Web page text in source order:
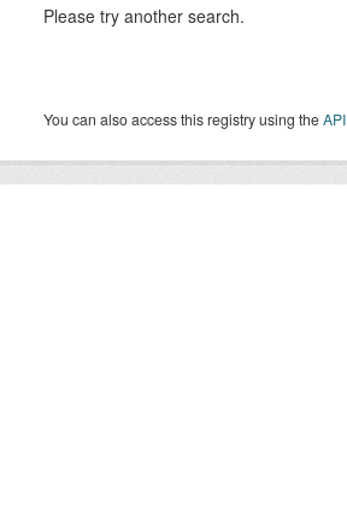
Please try another search.
You can also access this registry using theAPI